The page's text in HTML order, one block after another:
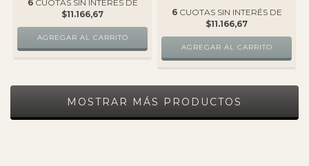
6 CUOTAS SIN INTERÉS DE
$11.166,67
6 CUOTAS SIN INTERÉS DE
$11.166,67
MOSTRAR MÁS PRODUCTOS